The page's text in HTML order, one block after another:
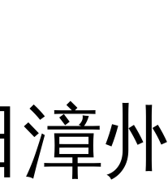
漳州